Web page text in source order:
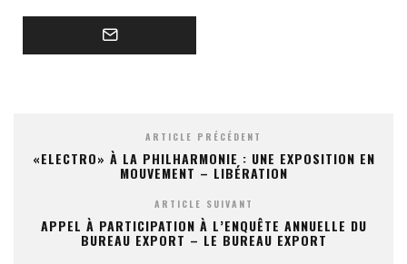
ARTICLE PRÉCÉDENT
«ELECTRO» À LA PHILHARMONIE : UNE EXPOSITION EN
MOUVEMENT – LIBÉRATION
ARTICLE SUIVANT
APPEL À PARTICIPATION À L’ENQUÊTE ANNUELLE DU
BUREAU EXPORT – LE BUREAU EXPORT